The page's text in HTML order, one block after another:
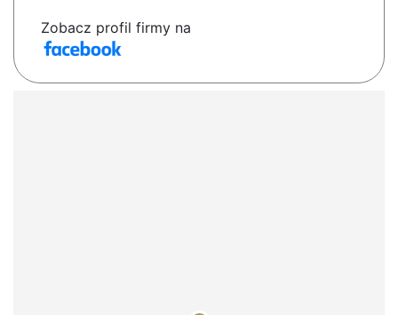
Zobacz profil firmy na